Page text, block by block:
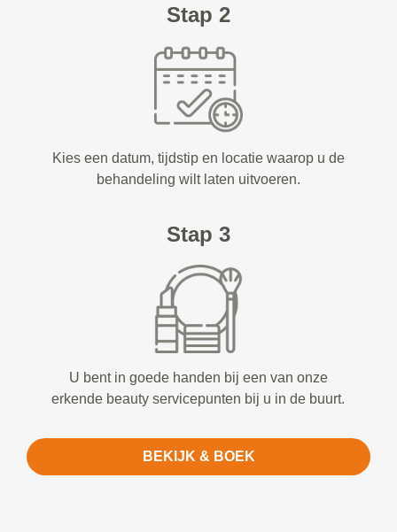
Stap 2
Kies een datum, tijdstip en locatie waarop u de
behandeling wilt laten uitvoeren.
Stap 3
U bent in goede handen bij een van onze
erkende beauty servicepunten bij u in de buurt.
BEKIJK & BOEK